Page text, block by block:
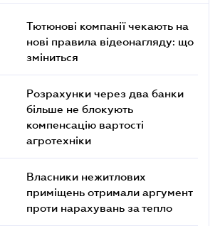
Тютюнові компанії чекають на
нові правила відеонагляду: що
зміниться
Розрахунки через два банки
більше не блокують
компенсацію вартості
агротехніки
Власники нежитлових
приміщень отримали аргумент
проти нарахувань за тепло